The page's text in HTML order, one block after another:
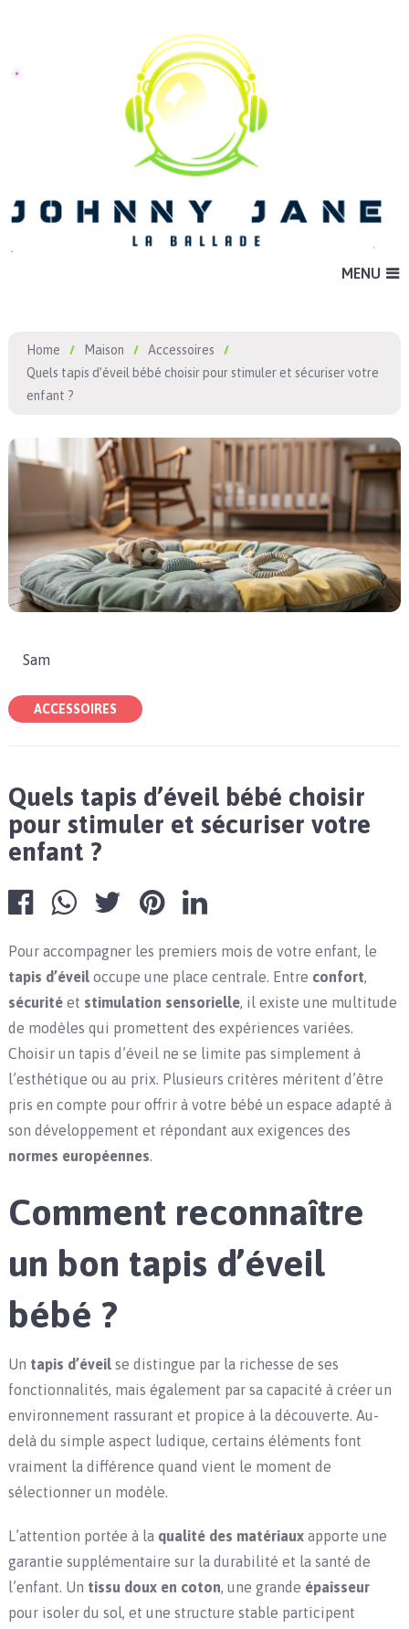
MENU
Home Maison
Accessoires
Quels tapis d’éveil bébé choisir pour stimuler et sécuriser votre
enfant ?
Sam
ACCESSOIRES
Quels tapis d’éveil bébé choisir
pour stimuler et sécuriser votre
enfant ?
Pour accompagner les premiers mois de votre enfant, le
tapis d’éveiloccupe une place centrale. Entre confort,
sécuritéet stimulation sensorielle, il existe une multitude
de modèles qui promettent des expériences variées.
Choisir un tapis d’éveil ne se limite pas simplement à
l’esthétique ou au prix. Plusieurs critères méritent d’être
pris en compte pour offrir à votre bébé un espace adapté à
son développement et répondant aux exigences des
normes européennes.
Comment reconnaître
un bon tapis d’éveil
bébé ?
Un tapis d’éveilse distingue par la richesse de ses
fonctionnalités, mais également par sa capacité à créer un
environnement rassurant et propice à la découverte. Au-
delà du simple aspect ludique, certains éléments font
vraiment la différence quand vient le moment de
sélectionner un modèle.
L’attention portée à la qualité des matériauxapporte une
garantie supplémentaire sur la durabilité et la santé de
l’enfant. Un tissu doux en coton, une grande épaisseur
pour isoler du sol, et une structure stable participent